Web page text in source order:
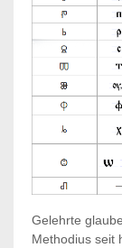
Gelehrte
Methodius seit